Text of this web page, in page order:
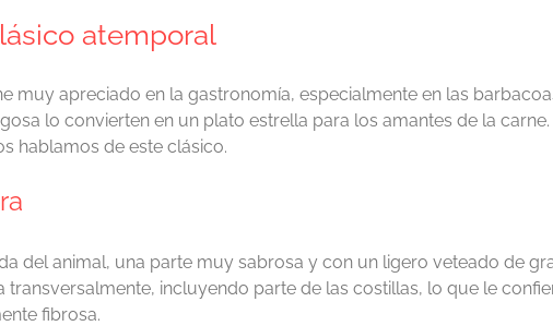
atemporal
muy apreciado en la gastronomía, especialmente en las
lo convierten en un plato estrella para los amantes de la carne.
hablamos de este clásico.
del animal, una parte muy sabrosa y con un ligero veteado de
incluyendo parte de las costillas, lo que le
fibrosa.